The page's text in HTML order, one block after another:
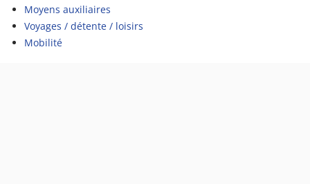
Moyens auxiliaires
Voyages / détente / loisirs
Mobilité